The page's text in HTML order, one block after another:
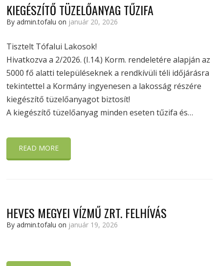
KIEGÉSZÍTŐ TÜZELŐANYAG TŰZIFA
By admin.tofalu on január 20, 2026
Tisztelt Tófalui Lakosok!
Hivatkozva a 2/2026. (I.14.) Korm. rendeletére alapján az
5000 fő alatti településeknek a rendkívüli téli időjárásra
tekintettel a Kormány ingyenesen a lakosság részére
kiegészítő tüzelőanyagot biztosít!
A kiegészítő tüzelőanyag minden eseten tűzifa és…
READ MORE
HEVES MEGYEI VÍZMŰ ZRT. FELHÍVÁS
By admin.tofalu on január 19, 2026